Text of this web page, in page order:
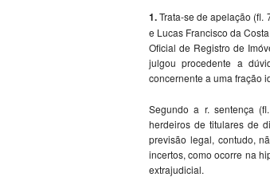
1.Trata-se de apelação (fl.
e Lucas Francisco da
Oficial de Registro de
julgou procedente a
concernente a uma fração
Segundo a r. sentença
herdeiros de titulares de
previsão legal, contudo,
incertos, como ocorre na
extrajudicial.